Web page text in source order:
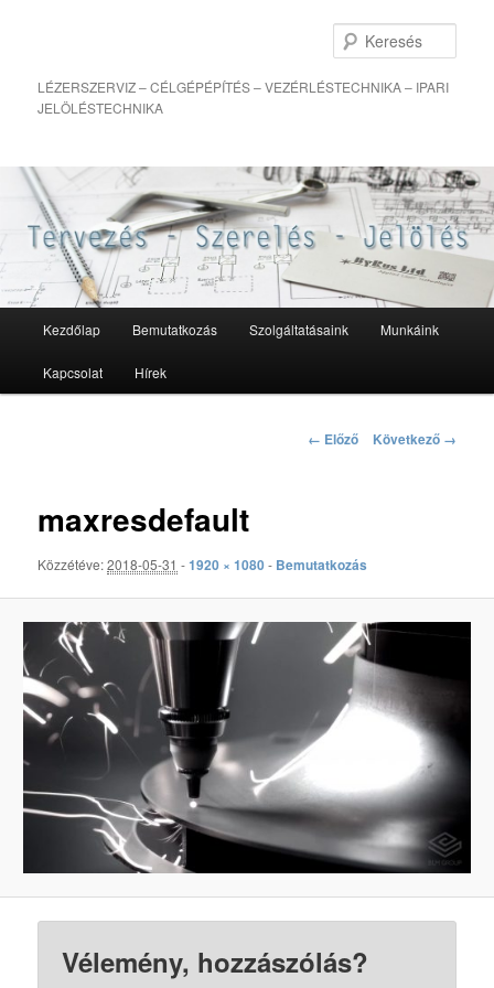
LÉZERSZERVIZ – CÉLGÉPÉPÍTÉS – VEZÉRLÉSTECHNIKA – IPARI
JELÖLÉSTECHNIKA
Tovább
az
Kezdőlap Bemutatkozás Szolgáltatásaink Munkáink
Kapcsolat Hírek
Kép
← Előző Következő →
maxresdefault
Közzétéve:2018-05-31 -1920 × 1080- Bemutatkozás
Vélemény, hozzászólás?